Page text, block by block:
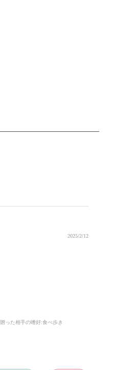
2025/2/12
贈った相手の嗜好:食べ歩き